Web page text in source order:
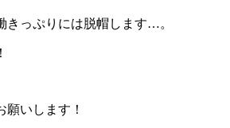
きっぷりには脱帽します…。
願いします！